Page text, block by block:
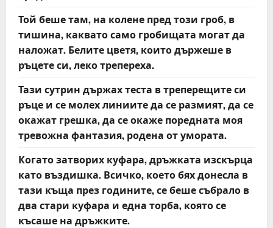
Той беше там, на колене пред този гроб, в
тишина, каквато само гробищата могат да
наложат. Белите цветя, които държеше в
ръцете си, леко трепереха.
Тази сутрин държах теста в треперещите си
ръце и се молех линиите да се размият, да се
окажат грешка, да се окаже поредната моя
тревожна фантазия, родена от умората.
Когато затворих куфара, дръжката изскърца
като въздишка. Всичко, което бях донесла в
тази къща през годините, се беше събрало в
два стари куфара и една торба, която се
късаше на дръжките.